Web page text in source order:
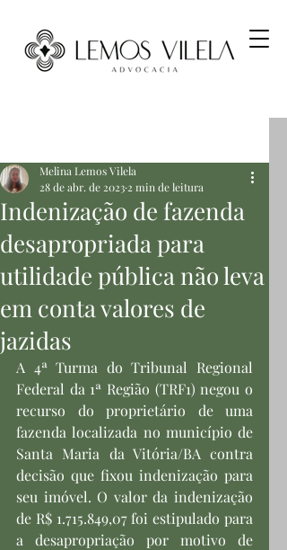
Indenização de fazenda
desapropriada para
utilidade pública não leva
em conta valores de
jazidas
Melina Lemos Vilela
28 de abr. de 2023 2 min de leitura
A 4ª Turma do Tribunal Regional
Federal da 1ª Região (TRF1) negou o
recurso do proprietário de uma
fazenda localizada no município de
Santa Maria da Vitória/BA contra
decisão que fixou indenização para
seu imóvel. O valor da indenização
de R$ 1.715.849,07 foi estipulado para
a desapropriação por motivo de